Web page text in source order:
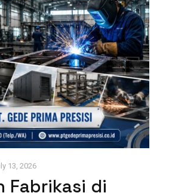
13, 2026
Fabrikasi di